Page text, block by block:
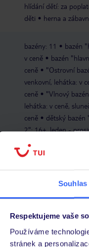
Souhlas
Respektujeme vaše
Používáme
stránek a
hlídání dětí: za
děti
herna a
bazény: 11
bazén
v ceně
bazén
ceně
"Ostrovní
venkovní, lehátka: v
ceně
"Vlnový
lehátka: v ceně,
ceně
dětský bazén
2": 16+, leden -
venkovní, se sladkou
fitness
PLATNÉ wellness: